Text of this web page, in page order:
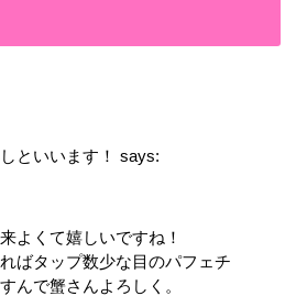
といいます！
says:
よくて嬉しいですね！
ばタップ数少な目のパフェチ
んで蟹さんよろしく。